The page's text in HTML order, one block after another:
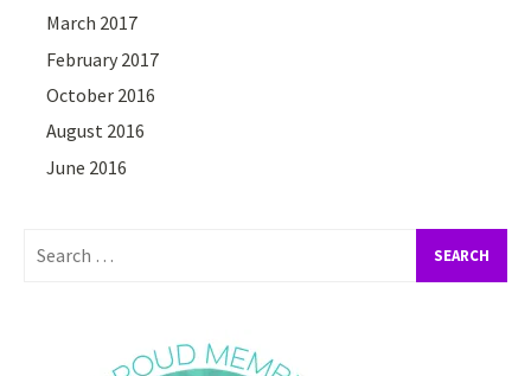
March 2017
February 2017
October 2016
August 2016
June 2016
for: